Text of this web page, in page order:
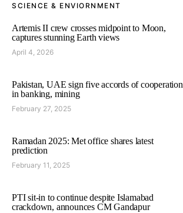
SCIENCE & ENVIORNMENT
Artemis II crew crosses midpoint to Moon,
captures stunning Earth views
April 4, 2026
Pakistan, UAE sign five accords of cooperation
in banking, mining
February 27, 2025
Ramadan 2025: Met office shares latest
prediction
February 11, 2025
PTI sit-in to continue despite Islamabad
crackdown, announces CM Gandapur